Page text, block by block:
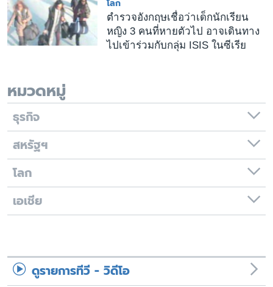
โลก
ตำรวจอังกฤษเชื่อว่าเด็กนักเรียน
หญิง 3 คนที่หายตัวไป อาจเดินทาง
ไปเข้าร่วมกับกลุ่ม ISIS ในซีเรีย
หมวดหมู่
ธุรกิจ
สหรัฐฯ
โลก
เอเชีย
ดูรายการทีวี - วิดีโอ